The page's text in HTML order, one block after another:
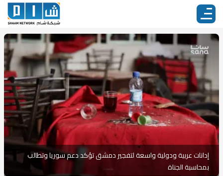
إدانات عربية ودولية واسعة لتفجير دمشق تؤكد دعم سوريا وتطالب
بمحاسبة الجناة